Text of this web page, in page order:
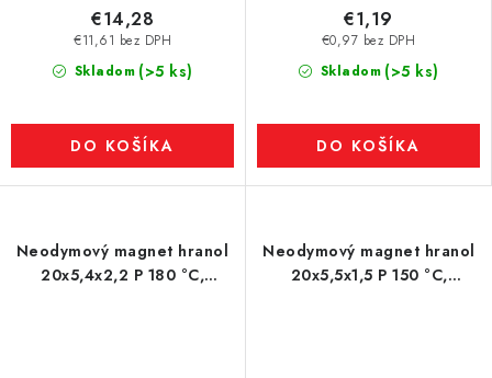
Skladom (>5 ks)
€11,61 bez DPH
€14,28
DO KOŠÍKA
Skladom (>5 ks)
€0,97 bez DPH
€1,19
DO KOŠÍKA
Neodymový magnet hranol
20x5,4x2,2 P 180 °C,
Neodymový magnet hranol
20x5,5x1,5 P 150 °C,